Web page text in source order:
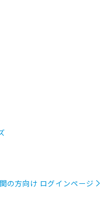
の方向け ログインページ